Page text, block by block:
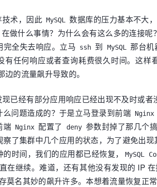
术，因此 MySQL 数据库的压力基本不大，
做什么事情？为什么会有这么多的连接
全失去响应。立马
ssh 到 MySQL 那台机
有任何响应或者查询耗费很久时间。这
边的流量飙升导致的。
已经有部分应用响应已经出现不及时或
问题造成的？于是立马登录到前端 Nginx
端 Nginx 配置了 deny 参数封掉了那几个
了集群中几个应用的状态，为了避免出
时间，我们的应用都已经恢复，
MySQL
在继续。难道，还有其他没有发现的 IP
莫名其妙的飙升许多。本想着流量恢复正